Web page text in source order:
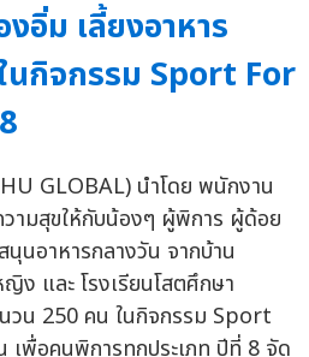
อิ่ม เลี้ยงอาหาร
นกิจกรรม Sport For
GLOBAL) นำโดย พนักงาน
ามสุขให้กับน้องๆ ผู้พิการ ผู้ด้อย
นอาหารกลางวัน จากบ้าน
ง และ โรงเรียนโสตศึกษา
วน 250 คน ในกิจกรรม Sport
พื่อคนพิการทุกประเภท ปีที่ 8 จัด